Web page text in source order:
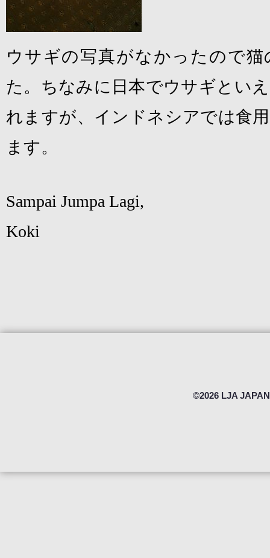
ウサギの写真がなかったので
た。ちなみに日本でウサギとい
れますが、インドネシアでは食
ます。
Sampai Jumpa Lagi,
Koki
©2026 LJA